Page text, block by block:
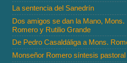
La sentencia del Sanedrín
Dos amigos se dan la Mano, Mons.
Romero y Rutilio Grande
De Pedro Casaldáliga a Mons.
Monseñor Romero síntesis pastoral